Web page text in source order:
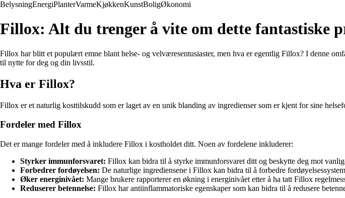
BelysningEnergiPlanterVarmeKjøkkenKunstBoligØkonomi
Fillox: Alt du trenger å vite om dette fantastiske
Fillox har blitt et populært emne blant helse- og velværesentusiaster, men hva er egentlig Fillox? I denne
til nytte for deg og din livsstil.
Hva er Fillox?
Fillox er et naturlig kosttilskudd som er laget av en unik blanding av ingredienser som er kjent for sine
Fordeler med Fillox
Det er mange fordeler med å inkludere Fillox i kostholdet ditt. Noen av fordelene inkluderer:
Styrker immunforsvaret: Fillox kan bidra til å styrke immunforsvaret ditt og beskytte deg mot
Forbedrer fordøyelsen: De naturlige ingrediensene i Fillox kan bidra til å forbedre
Øker energinivået: Mange brukere rapporterer en økning i energinivået etter å ha tatt Fillox
Reduserer betennelse: Fillox har antiinflammatoriske egenskaper som kan bidra til å redusere